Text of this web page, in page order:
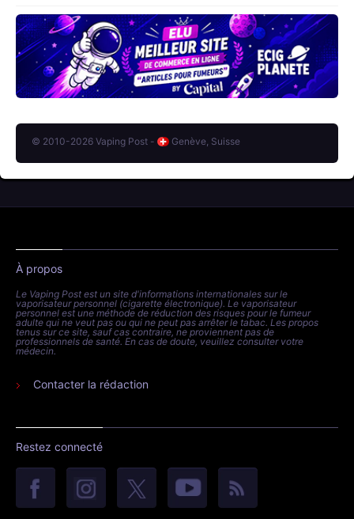
© 2010-2026 Vaping Post - Genève, Suisse
À propos
Le Vaping Post est un site d'informations internationales sur le
vaporisateur personnel (cigarette électronique). Le vaporisateur
personnel est une méthode de réduction des risques pour le fumeur
adulte qui ne veut pas ou qui ne peut pas arrêter le tabac. Les propos
tenus sur ce site, sauf cas contraire, ne proviennent pas de
professionnels de santé. En cas de doute, veuillez consulter votre
médecin.
Contacter la rédaction
Restez connecté